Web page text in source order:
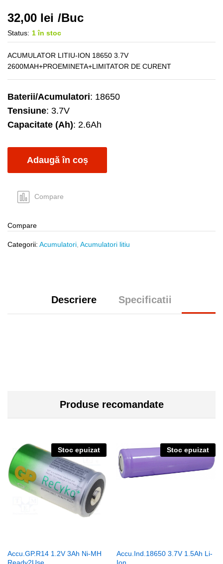
32,00 lei /Buc
Status: 1 în stoc
ACUMULATOR LITIU-ION 18650 3.7V
2600MAH+PROEMINETA+LIMITATOR DE CURENT
Baterii/Acumulatori: 18650
Tensiune: 3.7V
Capacitate (Ah): 2.6Ah
Adaugă în coș
Compare
Compare
Categorii: Acumulatori Acumulatori litiu
Descriere Specificatii
Produse recomandate
Stoc epuizat
Accu.GP.R14 1.2V 3Ah Ni-MH
Stoc epuizat
Accu.Ind.18650 3.7V 1.5Ah Li-